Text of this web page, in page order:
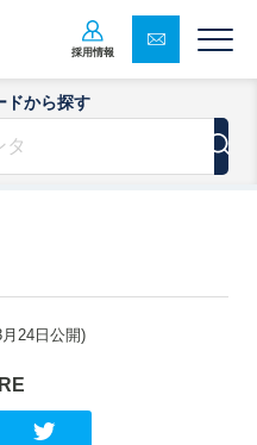
採用情報
ドから探す
24日公開)